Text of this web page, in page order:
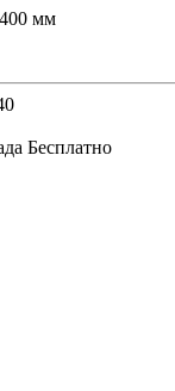
мм
Бесплатно